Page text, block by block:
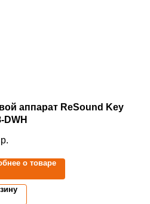
аппарат ReSound Key
DWH
р.
о товаре